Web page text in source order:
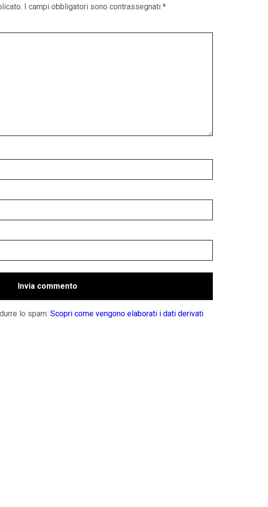
I campi obbligatori sono contrassegnati *
lo spam. Scopri come vengono elaborati i dati derivati